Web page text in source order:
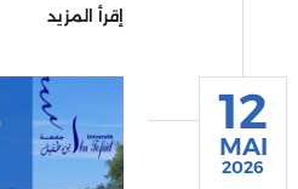
إقرأ المزيد
12
MAI
2026